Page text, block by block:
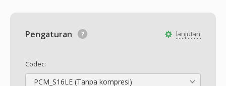
lanjutan
Pengaturan
Codec:
PCM_S16LE (Tanpa kompresi)